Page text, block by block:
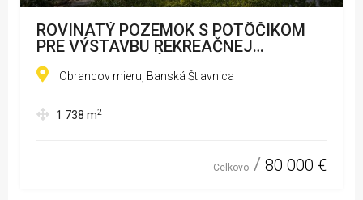
ROVINATÝ POZEMOK S POTÔČIKOM
PRE VÝSTAVBU REKREAČNEJ
CHATY/RODINNÉHO DOMU
Obrancov mieru, Banská Štiavnica
1 738 m2
Celkovo 80 000 €